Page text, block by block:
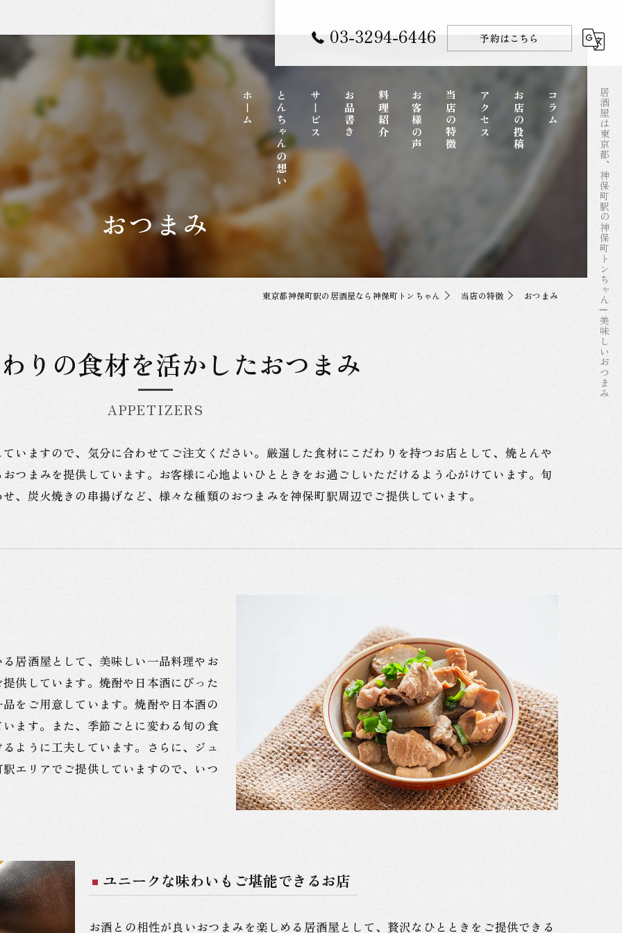
居酒屋は東京都、神保町駅の神保町トンちゃん | 美味しいおつまみ
03-3294-6446 予約はこちら
ホーム とんちゃんの想い サービス お品書き 料理紹介 お客様の声 当店の特徴
一品料理
アクセス お店の投稿 コラム
おつまみ
東京都神保町駅の居酒屋なら神保町トンちゃん 当店の特徴 おつまみ
りの食材を活かしたおつまみ
APPETIZERS
いますので、気分に合わせてご注文ください。厳選した食材にこだわりを持つお店として、焼とんや
つまみを提供しています。お客様に心地よいひとときをお過ごしいただけるよう心がけています。旬
、炭火焼きの串揚げなど、様々な種類のおつまみを神保町駅周辺でご提供しています。
居酒屋として、美味しい一品料理やお
供しています。焼酎や日本酒にぴった
をご用意しています。焼酎や日本酒の
ます。また、季節ごとに変わる旬の食
ように工夫しています。さらに、ジュ
エリアでご提供していますので、いつ
ユニークな味わいもご堪能できるお店
お酒との相性が良いおつまみを楽しめる居酒屋として、贅沢なひとときをご提供できる